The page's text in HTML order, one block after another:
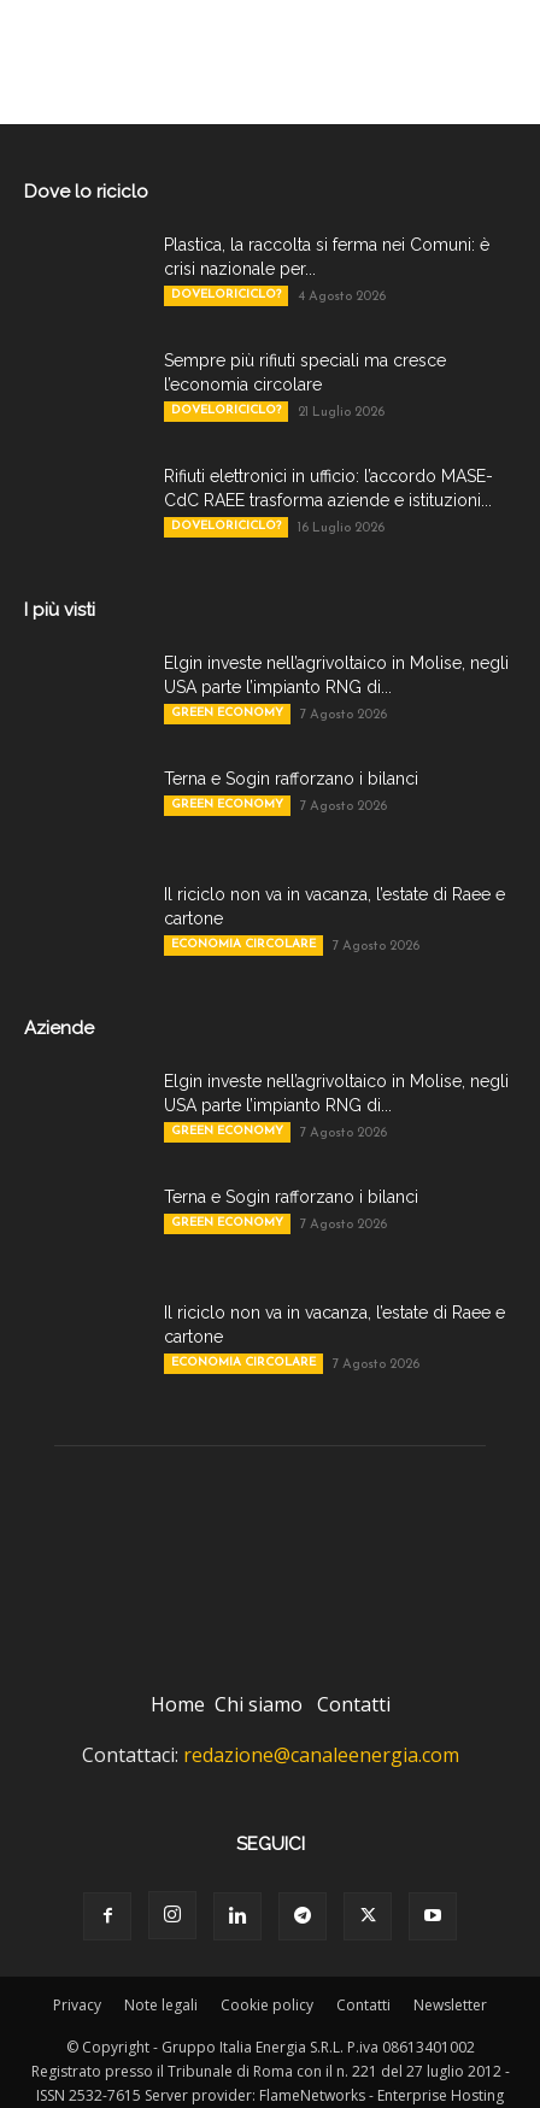
Dove lo riciclo
Plastica, la raccolta si ferma nei Comuni: è
crisi nazionale per...
DOVELORICICLO? 4 Agosto 2026
Sempre più rifiuti speciali ma cresce
l’economia circolare
DOVELORICICLO? 21 Luglio 2026
Rifiuti elettronici in ufficio: l’accordo MASE-
CdC RAEE trasforma aziende e istituzioni...
DOVELORICICLO? 16 Luglio 2026
I più visti
Elgin investe nell’agrivoltaico in Molise, negli
USA parte l’impianto RNG di...
GREEN ECONOMY 7 Agosto 2026
Terna e Sogin rafforzano i bilanci
GREEN ECONOMY 7 Agosto 2026
Il riciclo non va in vacanza, l’estate di Raee e
cartone
ECONOMIA CIRCOLARE 7 Agosto 2026
Aziende
Elgin investe nell’agrivoltaico in Molise, negli
USA parte l’impianto RNG di...
GREEN ECONOMY 7 Agosto 2026
Terna e Sogin rafforzano i bilanci
GREEN ECONOMY 7 Agosto 2026
Il riciclo non va in vacanza, l’estate di Raee e
cartone
ECONOMIA CIRCOLARE 7 Agosto 2026
Home Chi siamo Contatti
Contattaci: redazione@canaleenergia.com
SEGUICI
Privacy Note legali Cookie policy Contatti Newsletter
© Copyright - Gruppo Italia Energia S.R.L. P.iva 08613401002
Registrato presso il Tribunale di Roma con il n. 221 del 27 luglio 2012 -
ISSN 2532-7615 Server provider: FlameNetworks - Enterprise Hosting